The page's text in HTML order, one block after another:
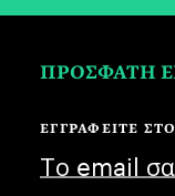
ΠΡΟΣΦΑΤΗ
ΕΓΓΡΑΦΕΙΤΕ ΣΤΟ